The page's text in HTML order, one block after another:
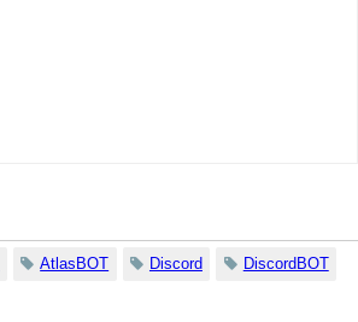
AtlasBOT Discord DiscordBOT